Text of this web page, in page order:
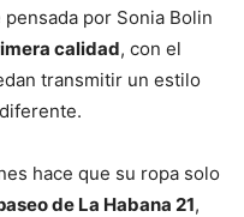
por Sonia Bolin
calidad, con el
transmitir un estilo
hace que su ropa solo
de La Habana 21,